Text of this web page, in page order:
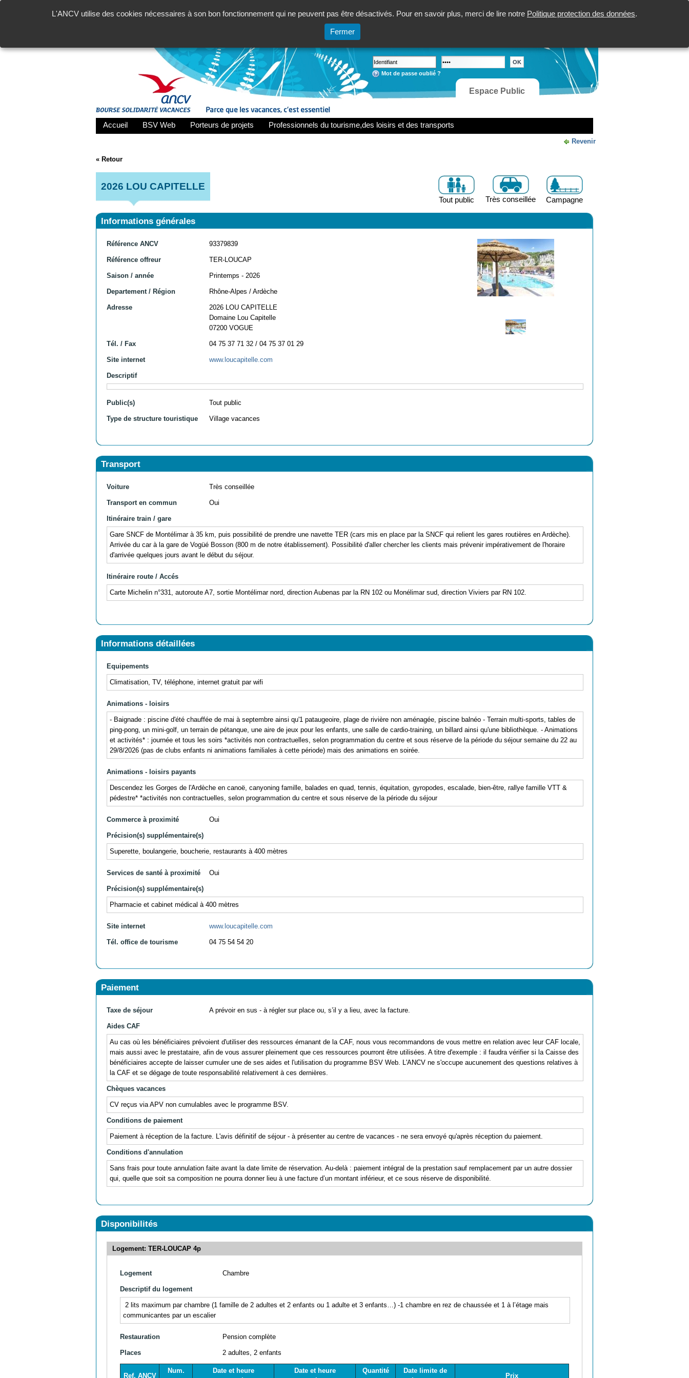
L'ANCV utilise des cookies nécessaires à son bon fonctionnement qui ne peuvent pas être désactivés. Pour en savoir plus, merci de lire notre Politique protection des données.
Fermer
Mot de passe oublié ?
Espace Public
Accueil BSV Web Porteurs de projets Professionnels du tourisme,des loisirs et des transports
Revenir
« Retour
2026 LOU CAPITELLE
Campagne
Très conseillée
Tout public
Informations générales
Référence ANCV 93379839
Référence offreur TER-LOUCAP
Saison / année Printemps - 2026
Departement / Région Rhône-Alpes / Ardèche
Adresse
2026 LOU CAPITELLE
Domaine Lou Capitelle
07200 VOGUE
Tél. / Fax 04 75 37 71 32 / 04 75 37 01 29
Site internet www.loucapitelle.com
Descriptif
Public(s) Tout public
Type de structure touristique Village vacances
Transport
Voiture Très conseillée
Transport en commun Oui
Itinéraire train / gare
Gare SNCF de Montélimar à 35 km, puis possibilité de prendre une navette TER (cars mis en place par la SNCF qui relient les gares routières en Ardèche).
Arrivée du car à la gare de Vogüé Bosson (800 m de notre établissement). Possibilité d'aller chercher les clients mais prévenir impérativement de l'horaire
d'arrivée quelques jours avant le début du séjour.
Itinéraire route / Accés
Carte Michelin n°331, autoroute A7, sortie Montélimar nord, direction Aubenas par la RN 102 ou Monélimar sud, direction Viviers par RN 102.
Informations détaillées
Equipements
Climatisation, TV, téléphone, internet gratuit par wifi
Animations - loisirs
- Baignade : piscine d'été chauffée de mai à septembre ainsi qu'1 pataugeoire, plage de rivière non aménagée, piscine balnéo - Terrain multi-sports, tables de
ping-pong, un mini-golf, un terrain de pétanque, une aire de jeux pour les enfants, une salle de cardio-training, un billard ainsi qu'une bibliothèque. - Animations
et activités* : journée et tous les soirs *activités non contractuelles, selon programmation du centre et sous réserve de la période du séjour semaine du 22 au
29/8/2026 (pas de clubs enfants ni animations familiales à cette période) mais des animations en soirée.
Animations - loisirs payants
Descendez les Gorges de l'Ardèche en canoë, canyoning famille, balades en quad, tennis, équitation, gyropodes, escalade, bien-être, rallye famille VTT &
pédestre* *activités non contractuelles, selon programmation du centre et sous réserve de la période du séjour
Commerce à proximité Oui
Précision(s) supplémentaire(s)
Superette, boulangerie, boucherie, restaurants à 400 mètres
Services de santé à proximité Oui
Précision(s) supplémentaire(s)
Pharmacie et cabinet médical à 400 mètres
Site internet www.loucapitelle.com
Tél. office de tourisme 04 75 54 54 20
Paiement
Taxe de séjour A prévoir en sus - à régler sur place ou, s’il y a lieu, avec la facture.
Aides CAF
Au cas où les bénéficiaires prévoient d'utiliser des ressources émanant de la CAF, nous vous recommandons de vous mettre en relation avec leur CAF locale,
mais aussi avec le prestataire, afin de vous assurer pleinement que ces ressources pourront être utilisées. A titre d'exemple : il faudra vérifier si la Caisse des
bénéficiaires accepte de laisser cumuler une de ses aides et l'utilisation du programme BSV Web. L'ANCV ne s'occupe aucunement des questions relatives à
la CAF et se dégage de toute responsabilité relativement à ces dernières.
Chèques vacances
CV reçus via APV non cumulables avec le programme BSV.
Conditions de paiement
Paiement à réception de la facture. L'avis définitif de séjour - à présenter au centre de vacances - ne sera envoyé qu'après réception du paiement.
Conditions d'annulation
Sans frais pour toute annulation faite avant la date limite de réservation. Au-delà : paiement intégral de la prestation sauf remplacement par un autre dossier
qui, quelle que soit sa composition ne pourra donner lieu à une facture d’un montant inférieur, et ce sous réserve de disponibilité.
Disponibilités
Logement: TER-LOUCAP 4p
Logement Chambre
Descriptif du logement
2 lits maximum par chambre (1 famille de 2 adultes et 2 enfants ou 1 adulte et 3 enfants…) -1 chambre en rez de chaussée et 1 à l’étage mais
communicantes par un escalier
Restauration Pension complète
Places 2 adultes, 2 enfants
Ref. ANCV
Num.
Date et heure
Date et heure
Quantité
Date limite de
Prix